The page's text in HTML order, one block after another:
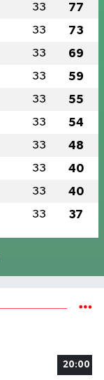
33 77
33 73
33 69
33 59
33 55
33 54
33 48
33 40
33 40
33 37
20:00